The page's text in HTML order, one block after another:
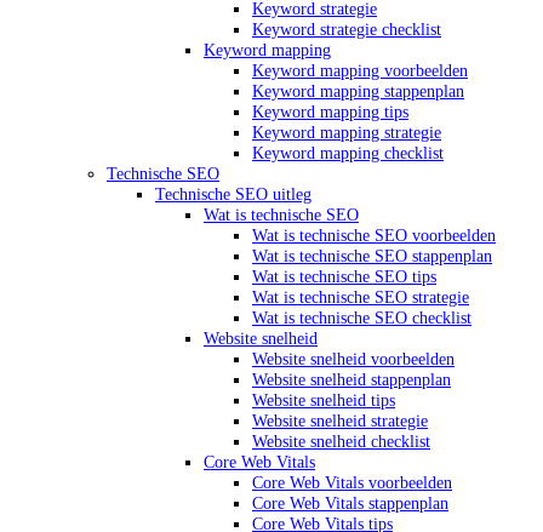
Keyword strategie
Keyword strategie checklist
Keyword mapping
Keyword mapping voorbeelden
Keyword mapping stappenplan
Keyword mapping tips
Keyword mapping strategie
Keyword mapping checklist
Technische SEO
Technische SEO uitleg
Wat is technische SEO
Wat is technische SEO voorbeelden
Wat is technische SEO stappenplan
Wat is technische SEO tips
Wat is technische SEO strategie
Wat is technische SEO checklist
Website snelheid
Website snelheid voorbeelden
Website snelheid stappenplan
Website snelheid tips
Website snelheid strategie
Website snelheid checklist
Core Web Vitals
Core Web Vitals voorbeelden
Core Web Vitals stappenplan
Core Web Vitals tips